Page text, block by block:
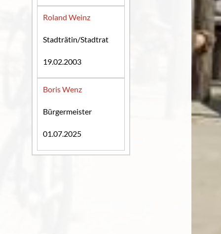
Roland Weinz
Stadträtin/Stadtrat
19.02.2003
Boris Wenz
Bürgermeister
01.07.2025